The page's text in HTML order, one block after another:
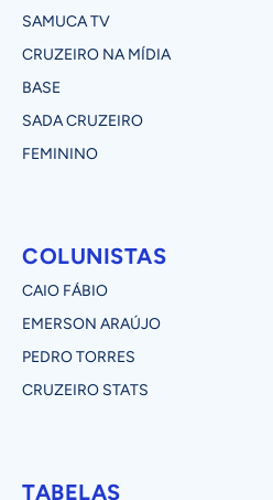
SAMUCA TV
CRUZEIRO NA MÍDIA
BASE
SADA CRUZEIRO
FEMININO
COLUNISTAS
CAIO FÁBIO
EMERSON ARAÚJO
PEDRO TORRES
CRUZEIRO STATS
TABELAS